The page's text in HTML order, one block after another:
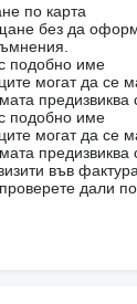
по карта
без да
подобно име
могат да се
предизвиква
подобно име
могат да се
предизвиква
във
дали